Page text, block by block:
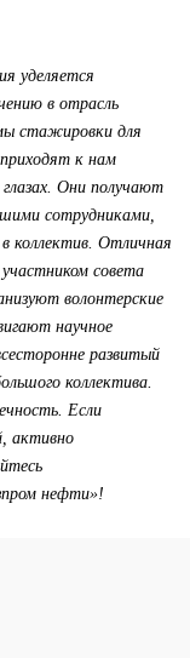
уделяется
в отрасль
стажировки для
к нам
Они получают
сотрудниками,
коллектив. Отличная
совета
волонтерские
научное
развитый
коллектива.
Если
активно
нефти»!